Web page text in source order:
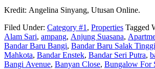
Kredit: Angelina Sinyang, Utusan Online.
Filed Under: Category #1 , Properties Tagged
Alam Sari, ampang, Anjung Suasana,
Bandar Baru Bangi, Bandar Baru Salak Tinggi
Mahkota, Bandar Enstek, Bandar Seri Putra,
Bangi Avenue, Banyan Close, Bungalow For